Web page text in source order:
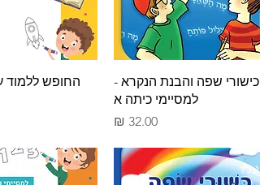
תצוגה מהירה
כישורי שפה והבנת הנקרא -
למסיימי כיתה א
מחיר‏32.00 ‏₪
תצוגה
החופש ללמוד